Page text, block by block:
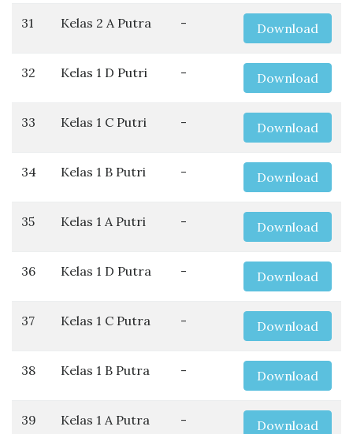
31 Kelas 2 A Putra - Download
32 Kelas 1 D Putri - Download
33 Kelas 1 C Putri - Download
34 Kelas 1 B Putri - Download
35 Kelas 1 A Putri - Download
36 Kelas 1 D Putra - Download
37 Kelas 1 C Putra - Download
38 Kelas 1 B Putra - Download
39 Kelas 1 A Putra - Download